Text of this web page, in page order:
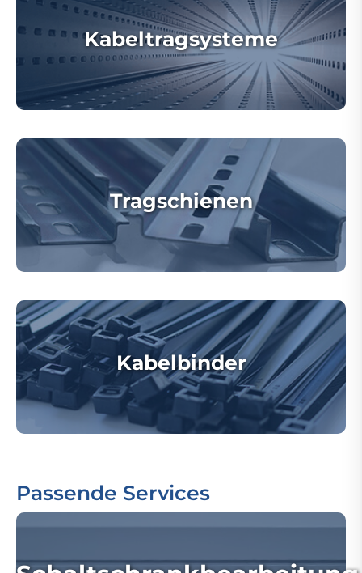
Kabeltragsysteme
Tragschienen
Kabelbinder
Passende Services